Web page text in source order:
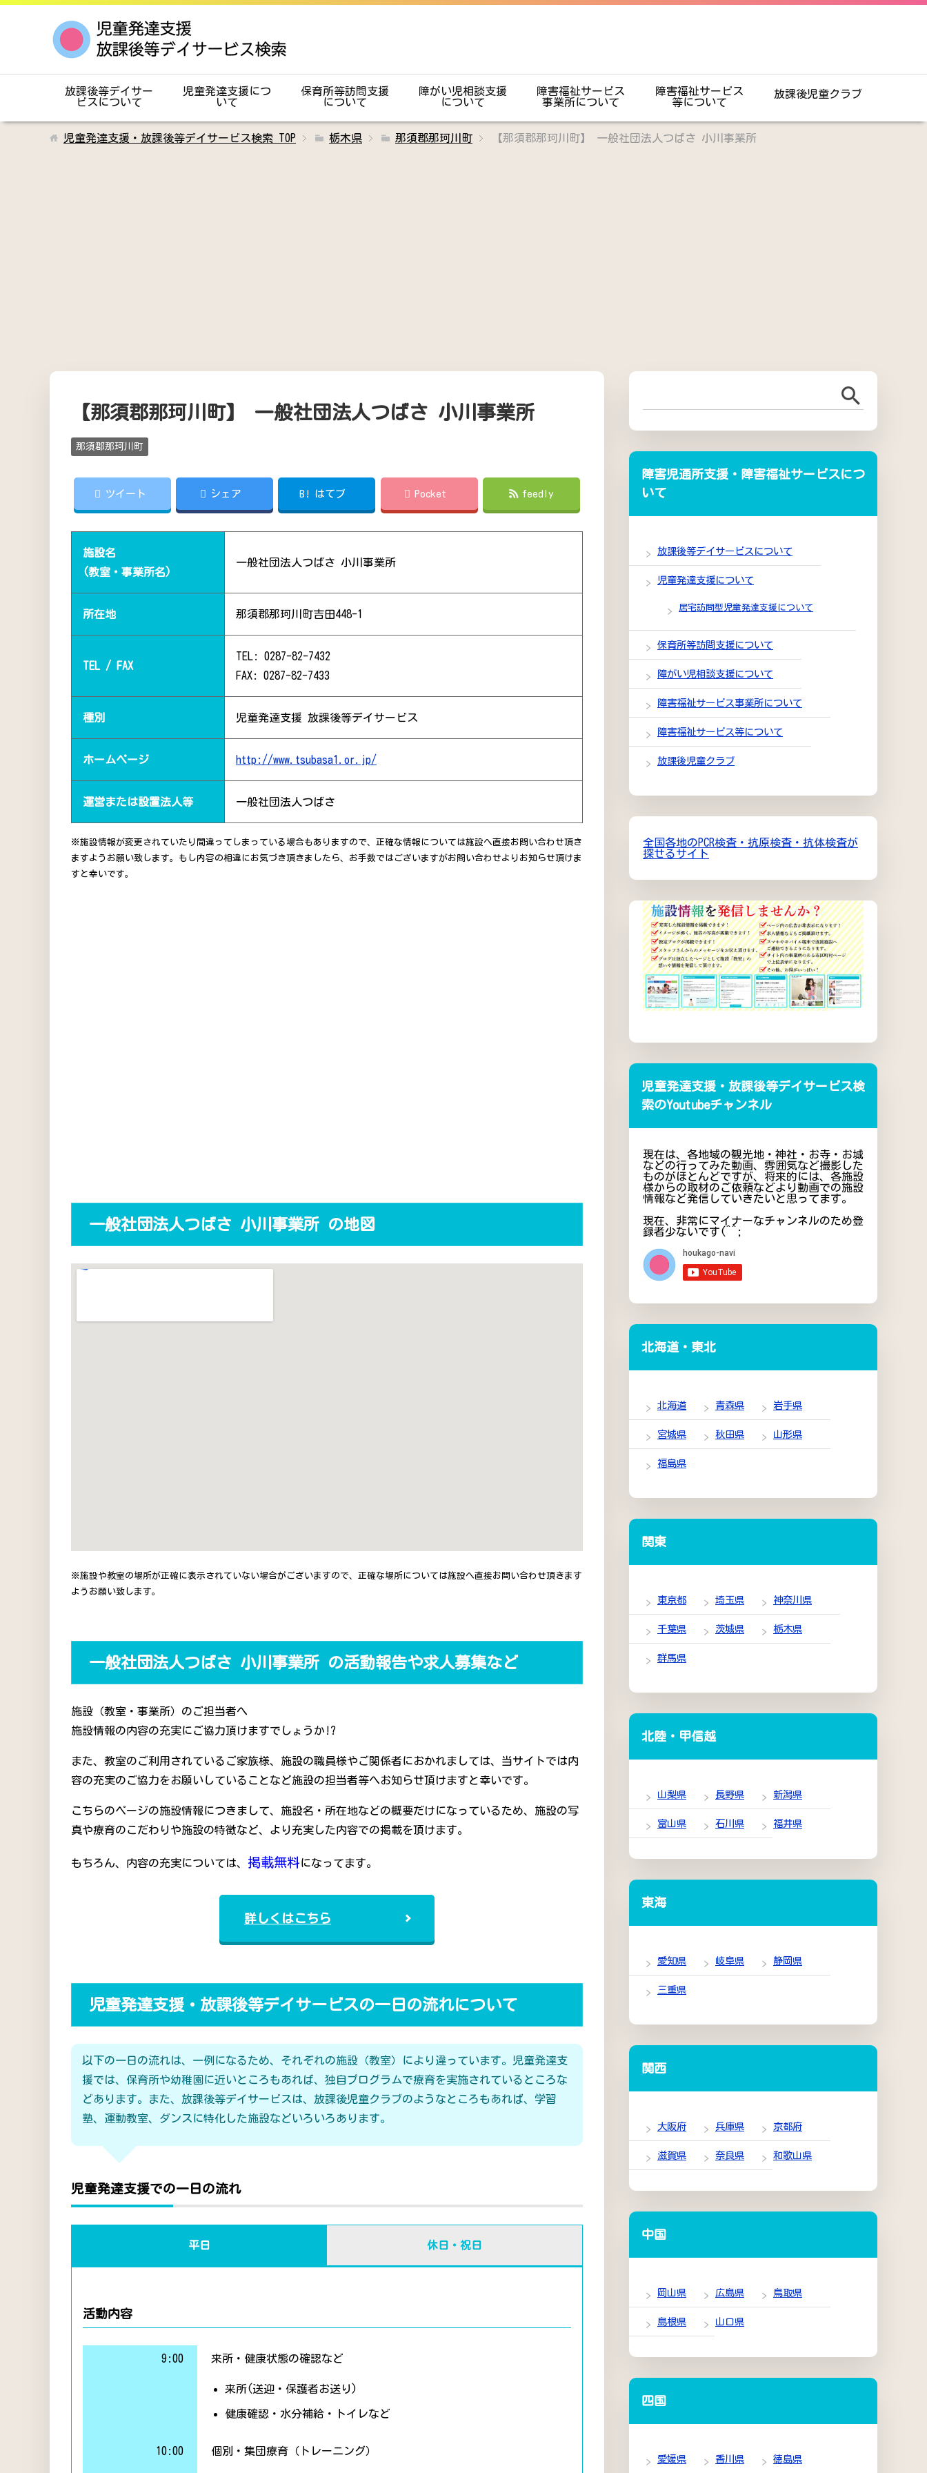
放課後等デイサー
ビスについて
児童発達支援につ
いて
保育所等訪問支援
について
障がい児相談支援
について
障害福祉サービス
事業所について
障害福祉サービス
等について
放課後児童クラブ
児童発達支援・放課後等デイサービス検索 TOP 栃木県 那須郡那珂川町 【那須郡那珂川町】 一般社団法人つばさ 小川事業所
【那須郡那珂川町】 一般社団法人つばさ 小川事業所
那須郡那珂川町
ツイート シェア B! はてブ Pocket feedly
施設名
(教室・事業所名)
一般社団法人つばさ 小川事業所
所在地 那須郡那珂川町吉田448-1
TEL / FAX
TEL: 0287-82-7432
FAX: 0287-82-7433
種別 児童発達支援 放課後等デイサービス
ホームページ http://www.tsubasa1.or.jp/
運営または設置法人等 一般社団法人つばさ
※施設情報が変更されていたり間違ってしまっている場合もありますので、正確な情報については施設へ直接お問い合わせ頂き
ますようお願い致します。もし内容の相違にお気づき頂きましたら、お手数ではございますがお問い合わせよりお知らせ頂けま
すと幸いです。
一般社団法人つばさ 小川事業所 の地図
※施設や教室の場所が正確に表示されていない場合がございますので、正確な場所については施設へ直接お問い合わせ頂きます
ようお願い致します。
一般社団法人つばさ 小川事業所 の活動報告や求人募集など
施設（教室・事業所）のご担当者へ
施設情報の内容の充実にご協力頂けますでしょうか!?
また、教室のご利用されているご家族様、施設の職員様やご関係者におかれましては、当サイトでは内
容の充実のご協力をお願いしていることなど施設の担当者等へお知らせ頂けますと幸いです。
こちらのページの施設情報につきまして、施設名・所在地などの概要だけになっているため、施設の写
真や療育のこだわりや施設の特徴など、より充実した内容での掲載を頂けます。
もちろん、内容の充実については、 掲載無料になってます。
詳しくはこちら
児童発達支援・放課後等デイサービスの一日の流れについて
以下の一日の流れは、一例になるため、それぞれの施設（教室）により違っています。児童発達支
援では、保育所や幼稚園に近いところもあれば、独自プログラムで療育を実施されているところな
どあります。また、放課後等デイサービスは、放課後児童クラブのようなところもあれば、学習
塾、運動教室、ダンスに特化した施設などいろいろあります。
児童発達支援での一日の流れ
平日 休日・祝日
活動内容
9:00 来所・健康状態の確認など
来所(送迎・保護者お送り)
健康確認・水分補給・トイレなど
10:00 個別・集団療育（トレーニング）
障害児通所支援・障害福祉サービスにつ
いて
放課後等デイサービスについて
児童発達支援について
居宅訪問型児童発達支援について
保育所等訪問支援について
障がい児相談支援について
障害福祉サービス事業所について
障害福祉サービス等について
放課後児童クラブ
全国各地のPCR検査・抗原検査・抗体検査が
探せるサイト
児童発達支援・放課後等デイサービス検
索のYoutubeチャンネル
現在は、各地域の観光地・神社・お寺・お城
などの行ってみた動画、雰囲気など撮影した
ものがほとんどですが、将来的には、各施設
様からの取材のご依頼などより動画での施設
情報など発信していきたいと思ってます。
現在、非常にマイナーなチャンネルのため登
録者少ないです(^^;
北海道・東北
北海道 青森県 岩手県
宮城県 秋田県 山形県
福島県
関東
東京都 埼玉県 神奈川県
千葉県 茨城県 栃木県
群馬県
北陸・甲信越
山梨県 長野県 新潟県
富山県 石川県 福井県
東海
愛知県 岐阜県 静岡県
三重県
関西
大阪府 兵庫県 京都府
滋賀県 奈良県 和歌山県
中国
岡山県 広島県 鳥取県
島根県 山口県
四国
愛媛県 香川県 徳島県